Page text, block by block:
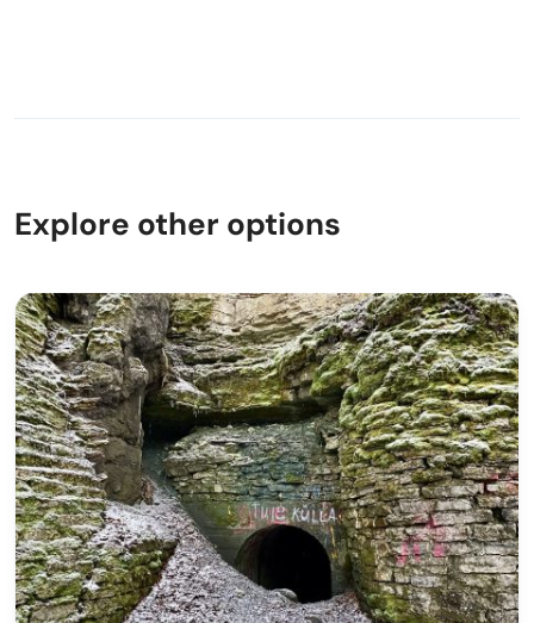
Explore other options